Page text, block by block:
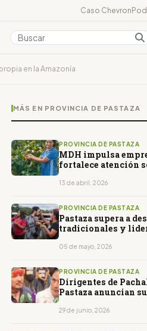
Caso Chevron
Colombia
en la Amazonía
MÁS EN PROVINCIA DE PASTAZA
PROVINCIA DE PASTAZA
MDH impulsa
fortalece atención
13 de abril, 2026
PROVINCIA DE PASTAZA
Pastaza supera a
tradicionales y
05 de mayo, 2026
PROVINCIA DE PASTAZA
Dirigentes de
Pastaza anuncian
29 de junio, 2026